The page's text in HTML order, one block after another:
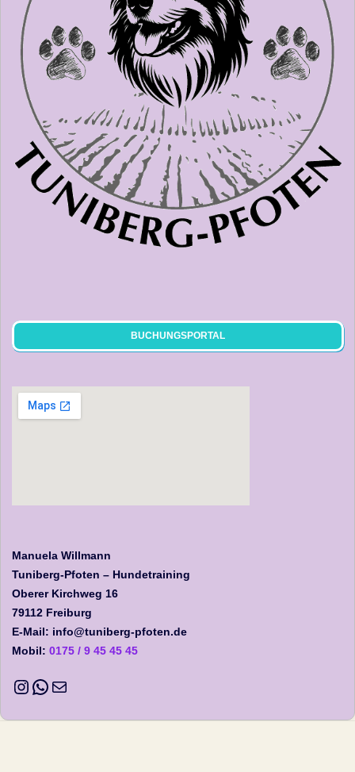
BUCHUNGSPORTAL
Manuela Willmann
Tuniberg-Pfoten – Hundetraining
Oberer Kirchweg 16
79112 Freiburg
E-Mail: info@tuniberg-pfoten.de
Mobil: 0175 / 9 45 45 45
Instagram
WhatsApp
E-Mail